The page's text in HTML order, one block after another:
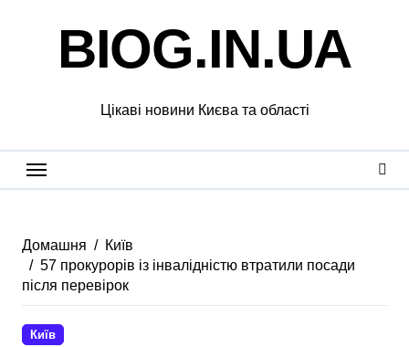
BIOG.IN.UA
Цікаві новини Києва та області
Домашня
Київ
57 прокурорів із інвалідністю втратили посади
після перевірок
Київ